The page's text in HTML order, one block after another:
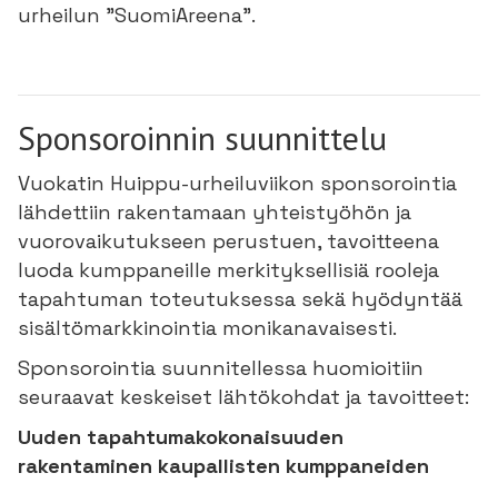
urheilun "SuomiAreena".
Sponsoroinnin suunnittelu
Vuokatin Huippu-urheiluviikon sponsorointia
lähdettiin rakentamaan yhteistyöhön ja
vuorovaikutukseen perustuen, tavoitteena
luoda kumppaneille merkityksellisiä rooleja
tapahtuman toteutuksessa sekä hyödyntää
sisältömarkkinointia monikanavaisesti.
Sponsorointia suunnitellessa huomioitiin
seuraavat keskeiset lähtökohdat ja tavoitteet:
Uuden tapahtumakokonaisuuden
rakentaminen kaupallisten kumppaneiden